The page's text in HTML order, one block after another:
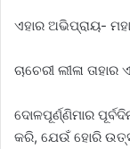
ଏହାର ଅଭିପ୍ରାୟ-
ଚାଚେରୀ ଲୀଳା ତାହାର
ଦୋଳପୂର୍ଣ୍ଣିମାର
କରି, ଯେଉଁ ହୋରି ଉତ୍ସବ